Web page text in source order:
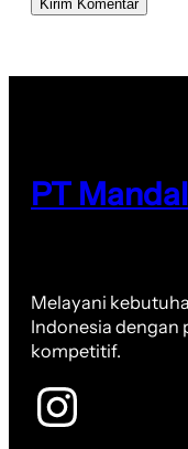
PT
Melayani
Indonesia dengan
kompetitif.